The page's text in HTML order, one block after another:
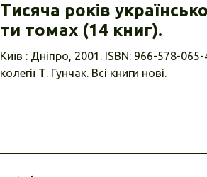
Тисяча років
ти томах (14 книг).
Київ : Дніпро, 2001. ISBN: 966-578-
колегії Т. Гунчак. Всі книги нові.